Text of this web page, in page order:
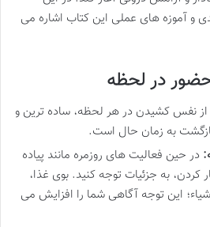
و آموزه های عملی این کتاب اشاره می
نفس کشیدن در هر لحظه، ساده ترین و
بازگشت به زمان حال است.
در حین فعالیت های روزمره مانند پیاده
کردن، به جزئیات توجه کنید. بوی غذا،
این توجه آگاهی شما را افزایش می